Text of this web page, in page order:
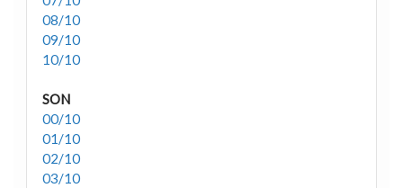
08/10
09/10
10/10
SON
00/10
01/10
02/10
03/10